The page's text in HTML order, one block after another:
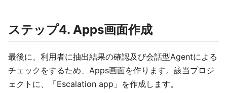
ステップ4. Apps画面作成
最後に、利用者に抽出結果の確認及び会話型Agentによる
チェックをするため、Apps画面を作ります。該当プロジ
ェクトに、「Escalation app」を作成します。